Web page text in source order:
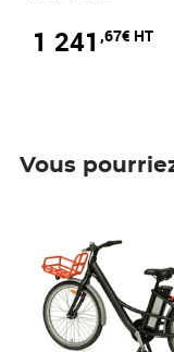
1 241 ,67€ HT
Vous